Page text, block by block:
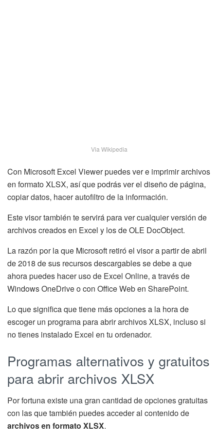
Via Wikipedia
Con Microsoft Excel Viewer puedes ver e imprimir archivos
en formato XLSX, así que podrás ver el diseño de página,
copiar datos, hacer autofiltro de la información.
Este visor también te servirá para ver cualquier versión de
archivos creados en Excel y los de OLE DocObject.
La razón por la que Microsoft retiró el visor a partir de abril
de 2018 de sus recursos descargables se debe a que
ahora puedes hacer uso de Excel Online, a través de
Windows OneDrive o con Office Web en SharePoint.
Lo que significa que tiene más opciones a la hora de
escoger un programa para abrir archivos XLSX, incluso si
no tienes instalado Excel en tu ordenador.
Programas alternativos y gratuitos
para abrir archivos XLSX
Por fortuna existe una gran cantidad de opciones gratuitas
con las que también puedes acceder al contenido de
archivos en formato XLSX.